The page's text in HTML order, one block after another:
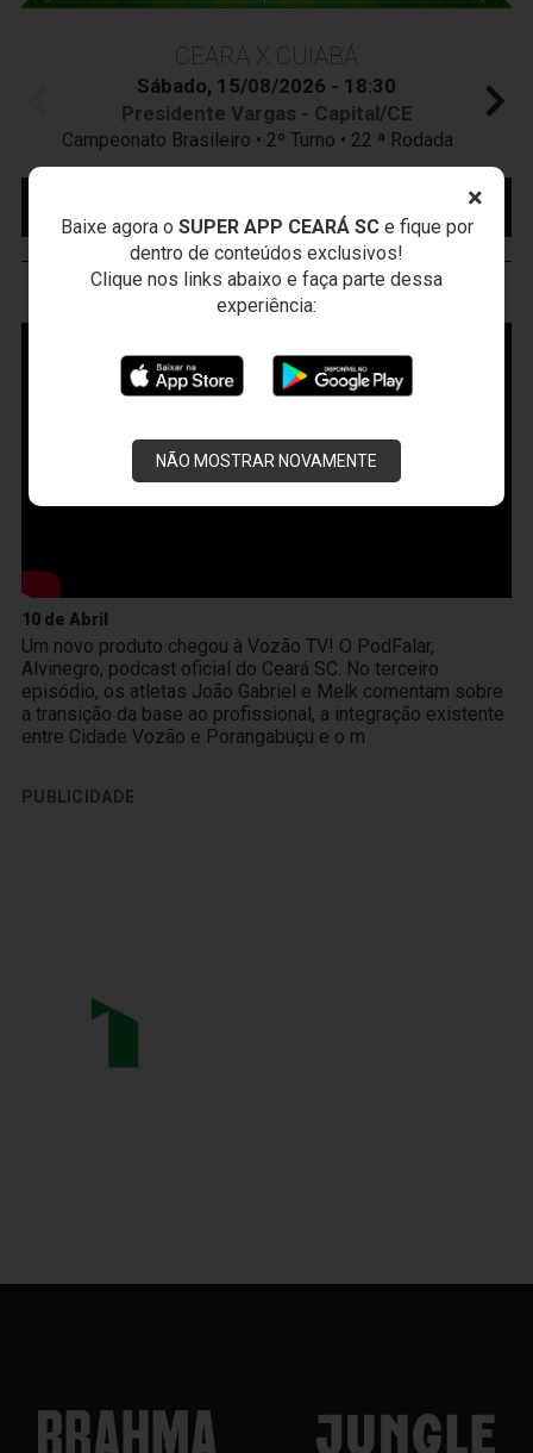
×
Baixe agora o SUPER APP CEARÁ SCe fique por
dentro de conteúdos exclusivos!
Clique nos links abaixo e faça parte dessa
experiência:
NÃO MOSTRAR NOVAMENTE
CEARÁ X CUIABÁ
Sábado, 15/08/2026 - 18:30
Presidente Vargas - Capital/CE
Campeonato Brasileiro • 2º Turno • 22 ª Rodada
INGRESSO
VOZÃOTV
10 de Abril
Um novo produto chegou à Vozão TV! O PodFalar,
Alvinegro, podcast oficial do Ceará SC. No terceiro
episódio, os atletas João Gabriel e Melk comentam sobre
a transição da base ao profissional, a integração existente
entre Cidade Vozão e Porangabuçu e o m
PUBLICIDADE